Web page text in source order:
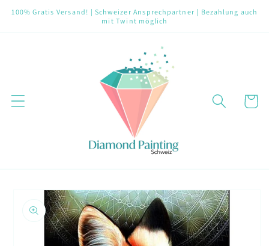
zum
100% Gratis Versand! | Schweizer Ansprechpartner | Bezahlung auch
mit Twint möglich